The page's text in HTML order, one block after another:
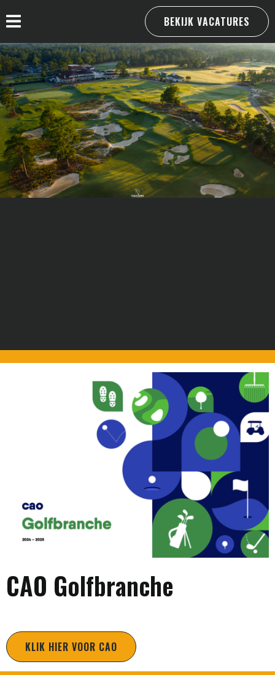
BEKIJK VACATURES
CAO Golfbranche
KLIK HIER VOOR CAO